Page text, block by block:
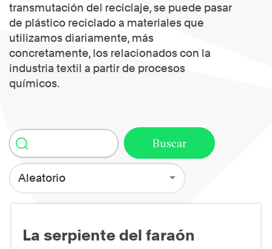
transmutación del reciclaje, se puede pasar
de plástico reciclado a materiales que
utilizamos diariamente, más
concretamente, los relacionados con la
industria textil a partir de procesos
químicos.
Aleatorio
La serpiente del faraón